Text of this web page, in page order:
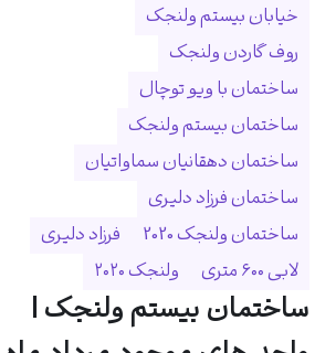
خیابان بیستم ولنجک
روف گاردن ولنجک
ساختمان با ویو توچال
ساختمان بیستم ولنجک
ساختمان دهقانیان سماواتیان
ساختمان فرزاد دلیری
ساختمان ولنجک 2020
فرزاد دلیری
لابی ۶۰۰ متری
ولنجک ۲۰۲۰
ساختمان بیستم ولنجک |